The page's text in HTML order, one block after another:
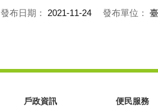
發布日期： 2021-11-24 發布單位：
戶政資訊 便民服務